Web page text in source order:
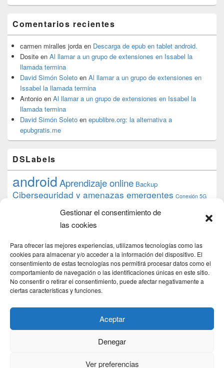
Gestionar el consentimiento de
las cookies
Para ofrecer las mejores experiencias, utilizamos tecnologías como las
cookies para almacenar y/o acceder a la información del dispositivo. El
consentimiento de estas tecnologías nos permitirá procesar datos como el
comportamiento de navegación o las identificaciones únicas en este sitio.
No consentir o retirar el consentimiento, puede afectar negativamente a
ciertas características y funciones.
Aceptar
Denegar
Ver preferencias
Comentarios recientes
carmen miralles jorda en Descarga de epub en tablet android.
Dosite en Al llamar a un grupo de extensiones en Issabel la
llamada termina
David Simón Soleto en Al llamar a un grupo de extensiones en
Issabel la llamada termina
Antonio en Al llamar a un grupo de extensiones en Issabel la
llamada termina
David Simón Soleto en epublibre.org: la alternativa a
epubgratis.me
DSLabels
androidAprendizaje online Backup
Ciberseguridad y amenazas emergentes Conexión 5G
datos debian desarrollo web
Formación Google
iphone
proyecto PS4 python Raspberryraspberrypi
raspbian review Servidor Web Sostenibilidad
tecnológicaTecnología torrent
transmissiontutorial ubuntu server Windows